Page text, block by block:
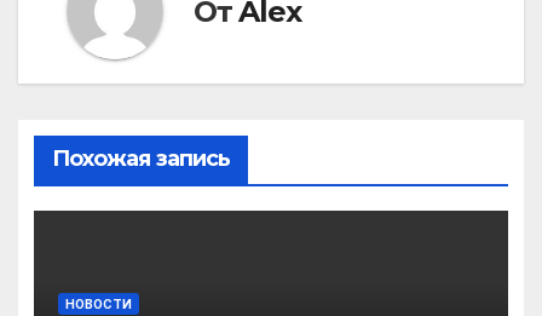
ОтAlex
Похожая запись
НОВОСТИ